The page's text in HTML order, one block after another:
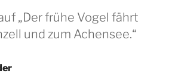
„Der frühe Vogel fährt
und zum Achensee.“